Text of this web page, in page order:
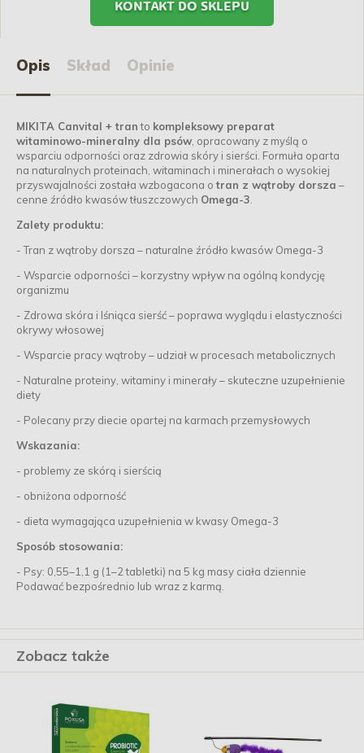
KONTAKT DO SKLEPU
Opis Skład Opinie
MIKITA Canvital + tranto kompleksowy preparat
witaminowo-mineralny dla psów , opracowany z myślą o
wsparciu odporności oraz zdrowia skóry i sierści. Formuła oparta
na naturalnych proteinach, witaminach i minerałach o wysokiej
przyswajalności została wzbogacona otran z wątroby dorsza –
cenne źródło kwasów tłuszczowych Omega-3
Zalety produktu:
- Tran z wątroby dorsza – naturalne źródło kwasów Omega-3
- Wsparcie odporności – korzystny wpływ na ogólną kondycję
organizmu
- Zdrowa skóra i lśniąca sierść – poprawa wyglądu i elastyczności
okrywy włosowej
- Wsparcie pracy wątroby – udział w procesach metabolicznych
- Naturalne proteiny, witaminy i minerały – skuteczne uzupełnienie
diety
- Polecany przy diecie opartej na karmach przemysłowych
Wskazania:
- problemy ze skórą i sierścią
- obniżona odporność
- dieta wymagająca uzupełnienia w kwasy Omega-3
Sposób stosowania:
- Psy: 0,55–1,1 g (1–2 tabletki) na 5 kg masy ciała dziennie
Podawać bezpośrednio lub wraz z karmą.
Zobacz także